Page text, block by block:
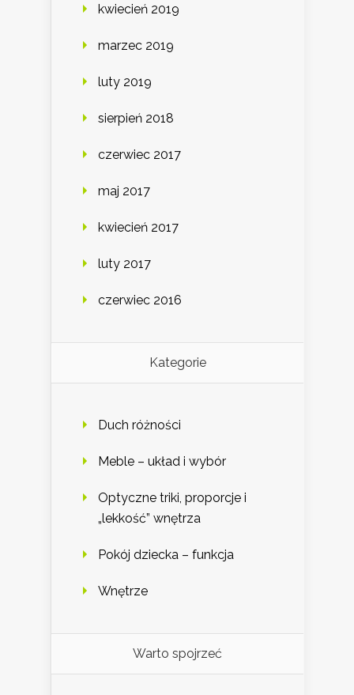
kwiecień 2019
marzec 2019
luty 2019
sierpień 2018
czerwiec 2017
maj 2017
kwiecień 2017
luty 2017
czerwiec 2016
Kategorie
Duch różności
Meble – układ i wybór
Optyczne triki, proporcje i
„lekkość” wnętrza
Pokój dziecka – funkcja
Wnętrze
Warto spojrzeć